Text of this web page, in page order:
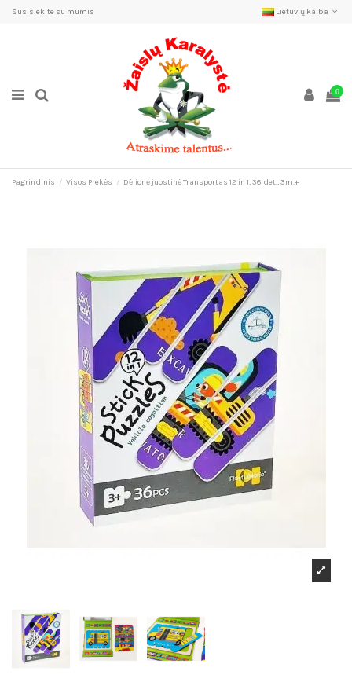
Susisiekite su mumis Lietuvių kalba
0
Pagrindinis Visos Prekės Dėlionė juostinė Transportas 12 in 1, 36 det., 3m.+